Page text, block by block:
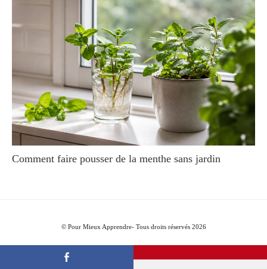
Comment faire pousser de la menthe sans jardin
© Pour Mieux Apprendre- Tous droits réservés 2026